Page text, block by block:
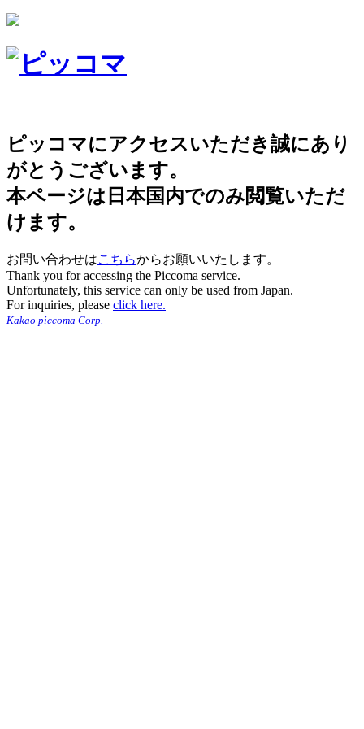
ピッコマにアクセスいただき誠にあり
がとうございます。
本ページは日本国内でのみ閲覧いただ
けます。
お問い合わせはこちらからお願いいたします。
Thank you for accessing the Piccoma service.
Unfortunately, this service can only be used from Japan.
For inquiries, please click here.
Kakao piccoma Corp.